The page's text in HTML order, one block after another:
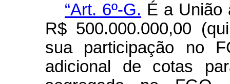
“Art. 6º-G. É a União
R$ 500.000.000,00
sua participação no
adicional de cotas